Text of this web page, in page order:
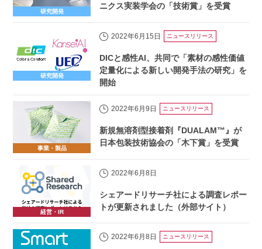
研究開発
ニクス実装学会の「技術賞」を受賞
研究開発
2022年6月15日 ニュースリリース
DICと感性AI、共同で「素材の感性価値
定量化による新しい開発手法の研究」を
開始
事業・製品
2022年6月9日 ニュースリリース
新規無溶剤型接着剤『DUALAM™』が
日本包装技術協会の「木下賞」を受賞
経営・IR
2022年6月8日
シェアードリサーチ社による調査レポー
トが更新されました（外部サイト）
2022年6月8日 ニュースリリース